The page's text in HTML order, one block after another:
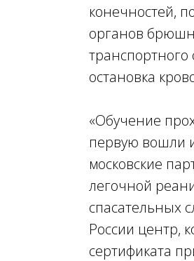
конечностей,
органов
транспортного
остановка
«Обучение
первую вошли
московские
легочной
спасательных
России центр,
сертификата